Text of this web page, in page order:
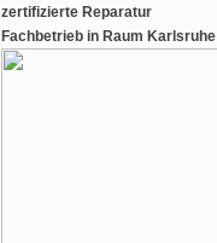
zertifizierte Reparatur
Fachbetrieb in Raum Karlsruhe